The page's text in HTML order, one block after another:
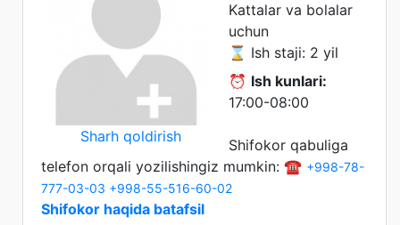
Sharh qoldirish
Kattalar va bolalar
uchun
⌛ Ish staji: 2 yil
⏰ Ish kunlari:
17:00-08:00
Shifokor qabuliga
telefon orqali yozilishingiz mumkin: ☎️ +998-78-
777-03-03 +998-55-516-60-02
Shifokor haqida batafsil